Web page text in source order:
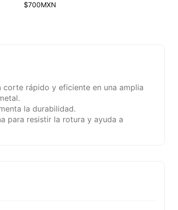
$700MXN
rápido y eficiente en una amplia
la durabilidad.
para resistir la rotura y ayuda a